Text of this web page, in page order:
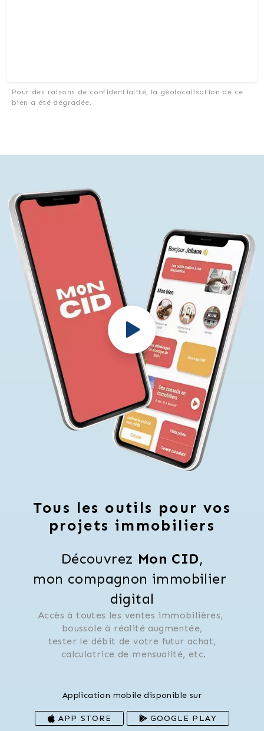
Pour des raisons de confidentialité, la géolocalisation de ce
bien a été dégradée.
Tous les outils pour vos
projets immobiliers
Découvrez Mon CID,
mon compagnon immobilier
digital
Accès à toutes les ventes immobilières,
boussole à réalité augmentée,
tester le débit de votre futur achat,
calculatrice de mensualité, etc.
Application mobile disponible sur
APP STORE GOOGLE PLAY